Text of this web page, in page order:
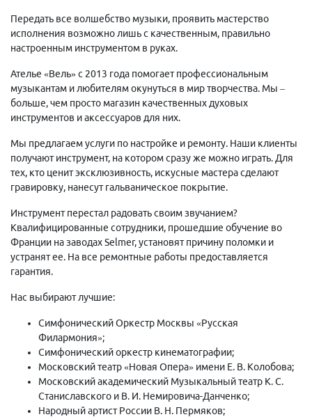
Передать все волшебство музыки, проявить мастерство
исполнения возможно лишь с качественным, правильно
настроенным инструментом в руках.
Ателье «Вель» с 2013 года помогает профессиональным
музыкантам и любителям окунуться в мир творчества. Мы –
больше, чем просто магазин качественных духовых
инструментов и аксессуаров для них.
Мы предлагаем услуги по настройке и ремонту. Наши клиенты
получают инструмент, на котором сразу же можно играть. Для
тех, кто ценит эксклюзивность, искусные мастера сделают
гравировку, нанесут гальваническое покрытие.
Инструмент перестал радовать своим звучанием?
Квалифицированные сотрудники, прошедшие обучение во
Франции на заводах Selmer, установят причину поломки и
устранят ее. На все ремонтные работы предоставляется
гарантия.
Нас выбирают лучшие:
Симфонический Оркестр Москвы «Русская
Филармония»;
Симфонический оркестр кинематографии;
Московский театр «Новая Опера» имени Е. В. Колобова;
Московский академический Музыкальный театр К. С.
Станиславского и В. И. Немировича-Данченко;
Народный артист России В. Н. Пермяков;